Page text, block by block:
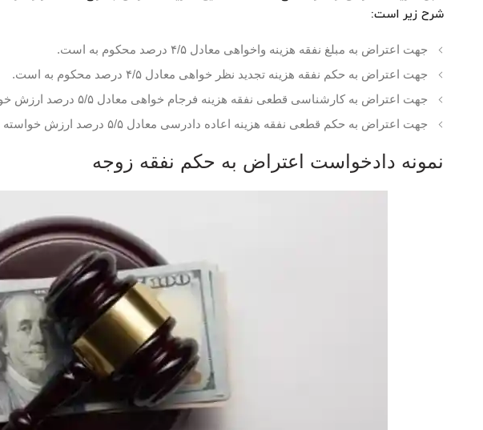
شرح زیر است:
جهت اعتراض به مبلغ نفقه هزینه واخواهی معادل ۴/۵ درصد محکوم به است.
جهت اعتراض به حکم نفقه هزینه تجدید نظر خواهی معادل ۴/۵ درصد محکوم به است.
جهت اعتراض به کارشناسی قطعی نفقه هزینه فرجام خواهی معادل ۵/۵ درصد ارزش خواسته است.
جهت اعتراض به حکم قطعی نفقه هزینه اعاده دادرسی معادل ۵/۵ درصد ارزش خواسته است.
نمونه دادخواست اعتراض به حکم نفقه زوجه